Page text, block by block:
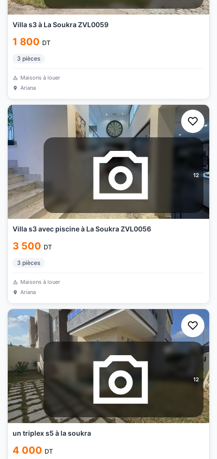
Villa s3 à La Soukra ZVL0059
1 800 DT
3 pièces
Maisons à louer
Ariana
12
Villa s3 avec piscine à La Soukra ZVL0056
3 500 DT
3 pièces
Maisons à louer
Ariana
12
un triplex s5 à la soukra
4 000 DT